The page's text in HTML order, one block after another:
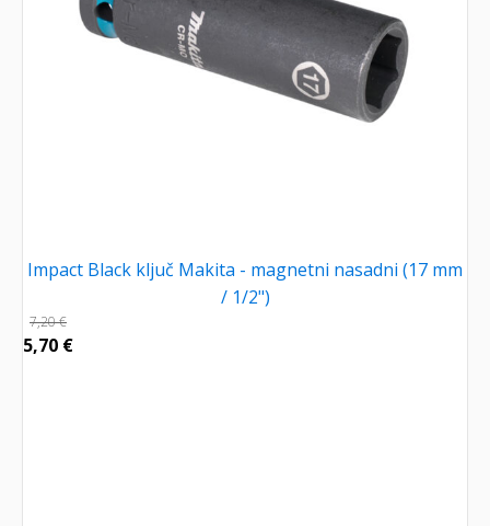
Impact Black ključ Makita - magnetni nasadni (17 mm
/ 1/2")
7,20€
5,70 €